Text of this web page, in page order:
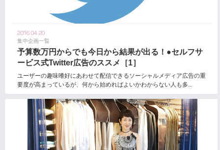
2016.04.20
集中企画一覧
予算数万円からでも今日から結果が出る！●セルフサ
ービス式Twitter広告のススメ［1］
ユーザーの趣味嗜好にあわせて配信できるソーシャルメディア広告の重
要度が高まっているが、何から始めればよいかわからない人も多...